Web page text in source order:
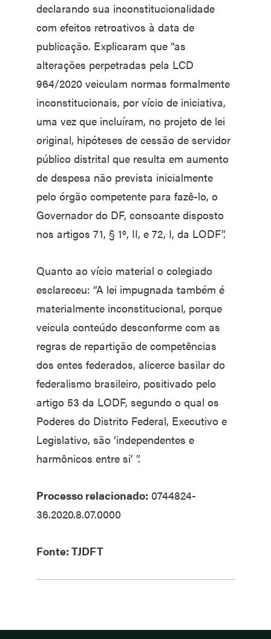
declarando sua inconstitucionalidade
com efeitos retroativos à data de
publicação. Explicaram que “as
alterações perpetradas pela LCD
964/2020 veiculam normas formalmente
inconstitucionais, por vício de iniciativa,
uma vez que incluíram, no projeto de lei
original, hipóteses de cessão de servidor
público distrital que resulta em aumento
de despesa não prevista inicialmente
pelo órgão competente para fazê-lo, o
Governador do DF, consoante disposto
nos artigos 71, § 1º, II, e 72, I, da LODF”.
Quanto ao vício material o colegiado
esclareceu: “A lei impugnada também é
materialmente inconstitucional, porque
veicula conteúdo desconforme com as
regras de repartição de competências
dos entes federados, alicerce basilar do
federalismo brasileiro, positivado pelo
artigo 53 da LODF, segundo o qual os
Poderes do Distrito Federal, Executivo e
Legislativo, são ‘independentes e
harmônicos entre si’ ”.
Processo relacionado: 0744824-
36.2020.8.07.0000
Fonte: TJDFT